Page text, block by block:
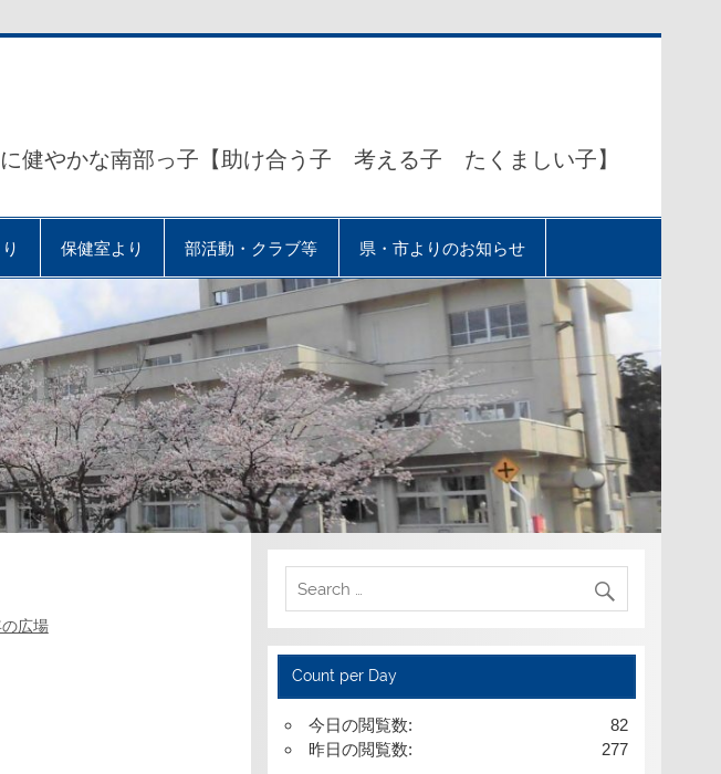
やかな南部っ子【助け合う子 考える子 たくましい子】
保健室より 部活動・クラブ等 県・市よりのお知らせ
広場
Count per Day
82
今日の閲覧数:
277
昨日の閲覧数: